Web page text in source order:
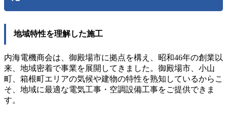
地域特性を理解した施工
内海電機商会は、御殿場市に拠点を構え、昭和46年の創業以
来、地域密着で事業を展開してきました。御殿場市、小山
町、箱根町エリアの気候や建物の特性を熟知しているからこ
そ、地域に最適な電気工事・空調設備工事をご提供できま
す。